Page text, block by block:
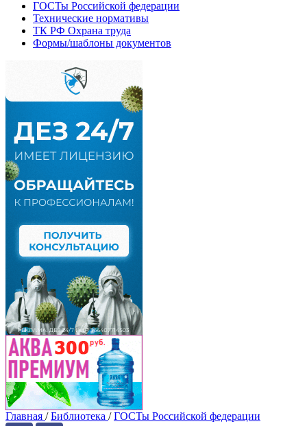
ГОСТы Российской федерации
Технические нормативы
ТК РФ Охрана труда
Формы/шаблоны документов
Главная / Библиотека / ГОСТы Российской федерации